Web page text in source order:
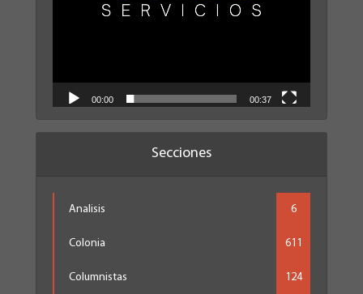
00:00 00:37
Secciones
Analisis 6
Colonia 611
Columnistas 124